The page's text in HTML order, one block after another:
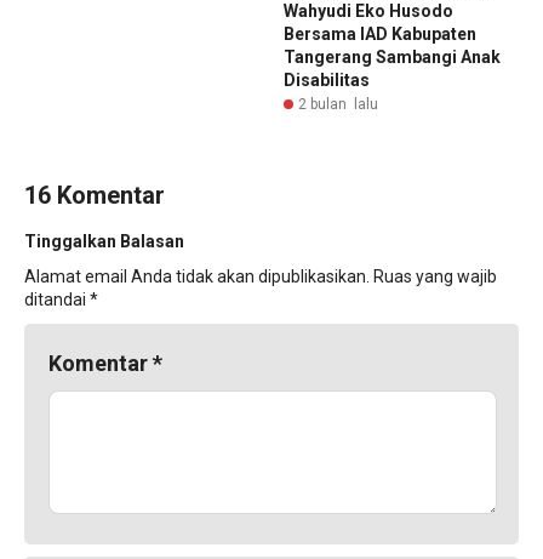
Wahyudi Eko Husodo
Bersama IAD Kabupaten
Tangerang Sambangi Anak
Disabilitas
2 bulan lalu
16 Komentar
Tinggalkan Balasan
Alamat email Anda tidak akan dipublikasikan. Ruas yang wajib
ditandai *
Komentar*